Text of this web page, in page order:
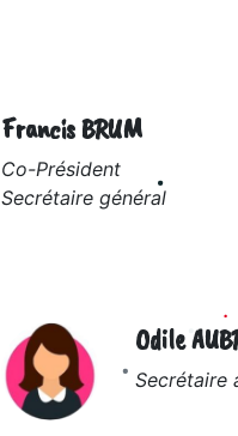
Francis BRUM
Co-Président
Secrétaire général
Odile
Secrétaire